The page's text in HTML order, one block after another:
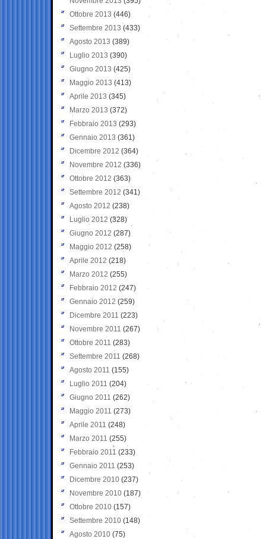
Ottobre 2013 (446)
Settembre 2013 (433)
Agosto 2013 (389)
Luglio 2013 (390)
Giugno 2013 (425)
Maggio 2013 (413)
Aprile 2013 (345)
Marzo 2013 (372)
Febbraio 2013 (293)
Gennaio 2013 (361)
Dicembre 2012 (364)
Novembre 2012 (336)
Ottobre 2012 (363)
Settembre 2012 (341)
Agosto 2012 (238)
Luglio 2012 (328)
Giugno 2012 (287)
Maggio 2012 (258)
Aprile 2012 (218)
Marzo 2012 (255)
Febbraio 2012 (247)
Gennaio 2012 (259)
Dicembre 2011 (223)
Novembre 2011 (267)
Ottobre 2011 (283)
Settembre 2011 (268)
Agosto 2011 (155)
Luglio 2011 (204)
Giugno 2011 (262)
Maggio 2011 (273)
Aprile 2011 (248)
Marzo 2011 (255)
Febbraio 2011 (233)
Gennaio 2011 (253)
Dicembre 2010 (237)
Novembre 2010 (187)
Ottobre 2010 (157)
Settembre 2010 (148)
Agosto 2010 (75)